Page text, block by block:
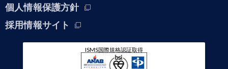
個人情報保護方針
採用情報サイト
ISMS国際規格認証取得